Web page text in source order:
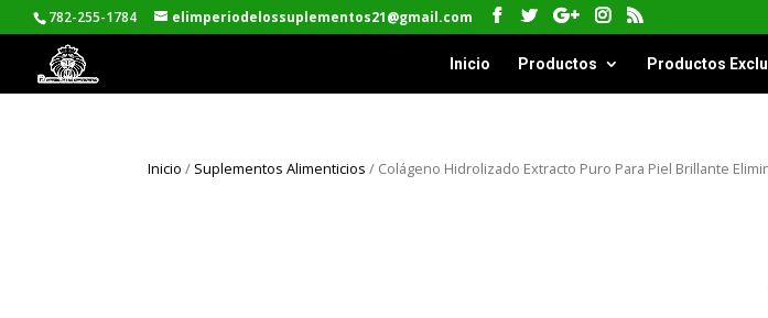
782-255-1784 elimperiodelossuplementos21@gmail.com
Inicio Productos Productos
Inicio / Suplementos Alimenticios / Colágeno Hidrolizado Extracto Puro Para Piel Brillante